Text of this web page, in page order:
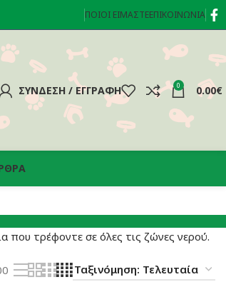
ΠΟΙΟΊ ΕΊΜΑΣΤΕΕΠΙΚΟΙΝΩΝΊΑ
ΣΎΝΔΕΣΗ / ΕΓΓΡΑΦΉ 0 0.00€
τρέφοντε σε όλες τις ζώνες νερού.